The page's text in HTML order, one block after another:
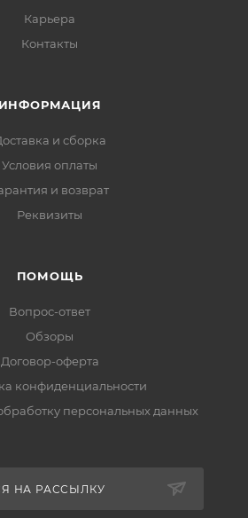
Карьера
Контакты
ИНФОРМАЦИЯ
и сборка
Условия оплаты
и возврат
Реквизиты
ПОМОЩЬ
Вопрос-ответ
Обзоры
Договор-оферта
конфиденциальности
персональных данных
НА РАССЫЛКУ